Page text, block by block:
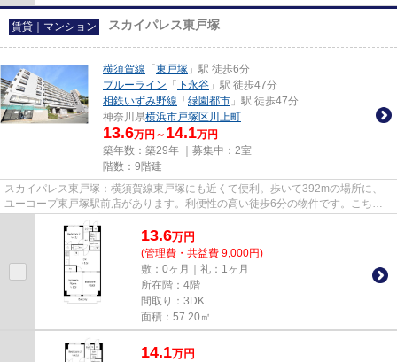
賃貸｜マンション スカイパレス東戸塚
横須賀線 「 東戸塚 」駅 徒歩6分
ブルーライン 「 下永谷 」駅 徒歩47分
相鉄いずみ野線 「 緑園都市 」駅 徒歩47分
神奈川県横浜市戸塚区 川上町
13.6万円～ 14.1万円
築年数：築29年 ｜募集中： 2室
階数：9階建
スカイパレス東戸塚：横須賀線東戸塚にも近くて便利。歩いて392mの場所に、
ユーコープ東戸塚駅前店があります。利便性の高い徒歩6分の物件です。こちら
13.6万円
(管理費・共益費 9,000円)
敷：0ヶ月｜礼：1ヶ月
所在階：4階
間取り：3DK
面積：57.20㎡
14.1万円